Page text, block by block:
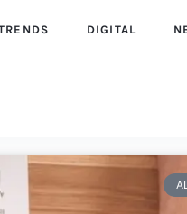
DIGITAL